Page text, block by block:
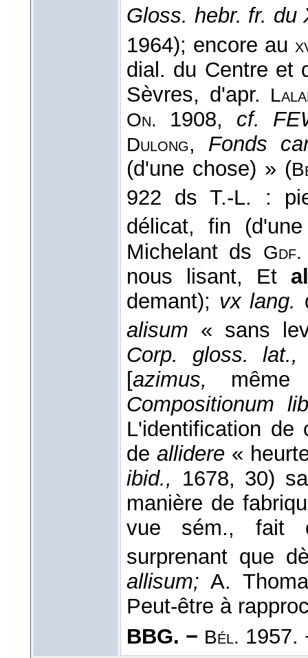
Gloss. hebr. fr. du
1964); encore au
dial. du Centre et
Sèvres, d'apr.
On.
1908, cf.
Dulong, Fonds
(d'une chose) » (
922 ds T.-L. :
délicat, fin
Michelant ds
Gdf.
nous lisant, Et
demant); vx lang.
alisum « sans
Corp. gloss. lat.,
[azimus,
Compositionum
L'identification
de allidere «
ibid., 1678, 30)
manière de
vue sém., fait
surprenant que
allisum; A.
Peut-être à
BBG. − Bél. 1957.